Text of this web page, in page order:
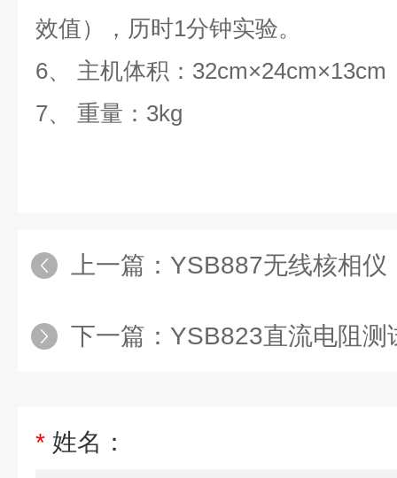
效值），历时1分钟实验。
6、 主机体积：32cm×24cm×13cm
7、 重量：3kg
上一篇： YSB887无线核相仪
下一篇： YSB823直流电阻测
* 姓名：